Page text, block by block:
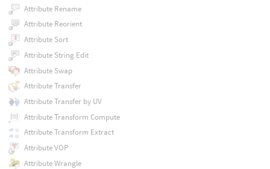
Attribute Rename
Attribute Reorient
Attribute Sort
Attribute String Edit
Attribute Swap
Attribute Transfer
Attribute Transfer by UV
Attribute Transform Compute
Attribute Transform Extract
Attribute VOP
Attribute Wrangle